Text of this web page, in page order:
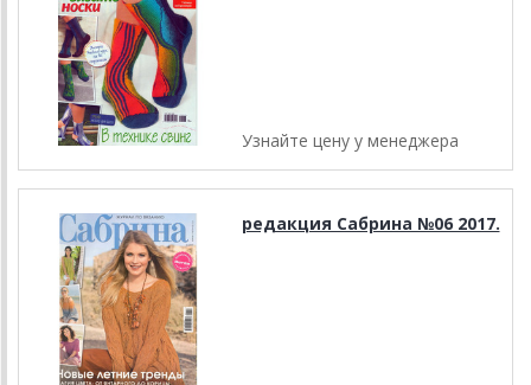
Узнайте цену у менеджера
редакция Сабрина №06 2017.